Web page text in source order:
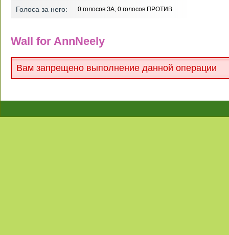
Голоса за него: 0 голосов ЗА, 0 голосов ПРОТИВ
Wall for AnnNeely
Вам запрещено выполнение данной операции